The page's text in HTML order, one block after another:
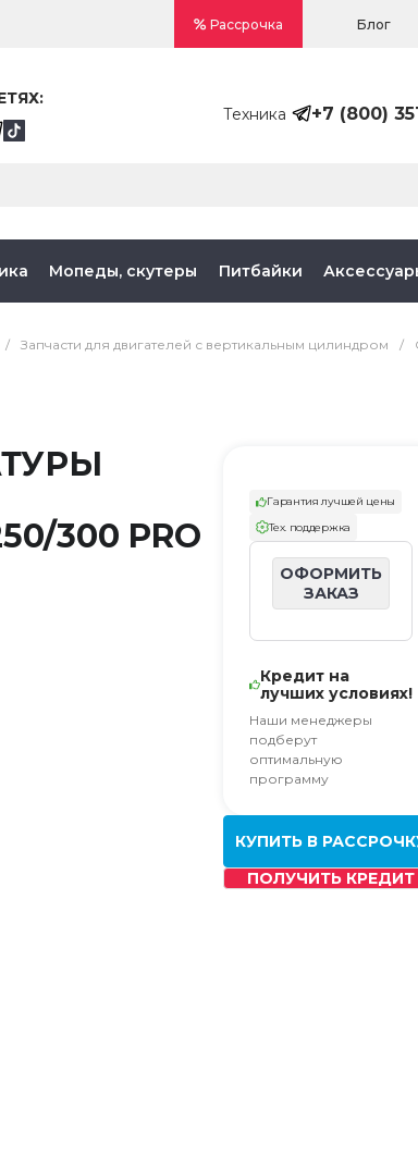
Рассрочка Блог
Техника
+7 (800)
Мопеды, скутеры Питбайки
/ Запчасти для двигателей с вертикальным цилиндром /
300 PRO
Гарантия лучшей цены
Тех. поддержка
ОФОРМИТЬ
ЗАКАЗ
Кредит на
лучших условиях!
Наши менеджеры
подберут
оптимальную
программу
КУПИТЬ В
ПОЛУЧИТЬ КРЕДИТ